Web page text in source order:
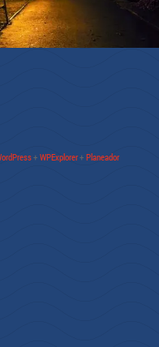
+ WPExplorer+ Planeador